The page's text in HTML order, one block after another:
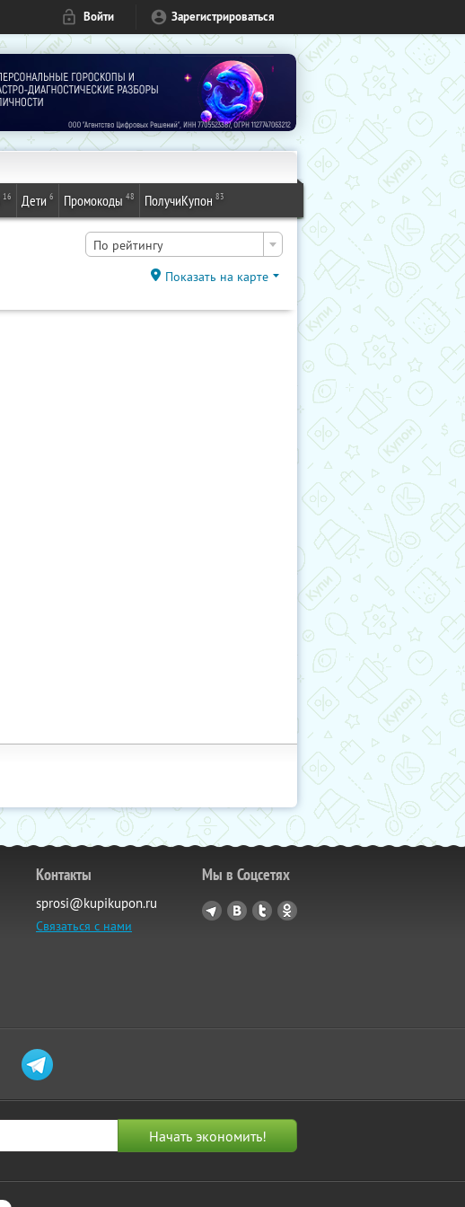
Войти Зарегистрироваться
16 Дети 6 Промокоды 48 ПолучиКупон 83
По рейтингу
Показать на карте
Контакты
sprosi@kupikupon.ru
Связаться с нами
Мы в Соцсетях